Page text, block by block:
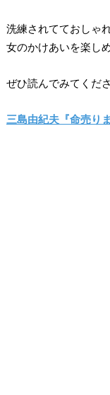
洗練されてておしゃ
女のかけあいを楽し
ぜひ読んでみてくだ
三島由紀夫『命売り